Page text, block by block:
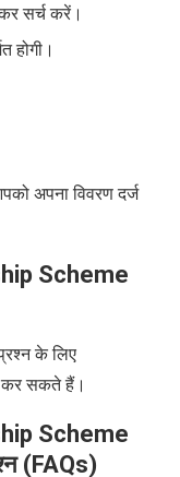
सर्च करें।
होगी।
अपना विवरण दर्ज
Scheme
के लिए
कर सकते हैं।
Scheme
(FAQs)